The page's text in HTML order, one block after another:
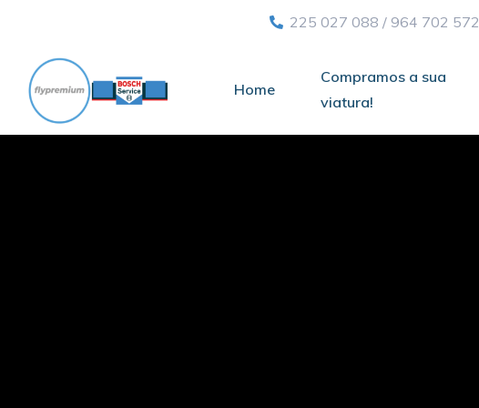
225 027 088 / 964 702 572
Home
Compramos a sua
viatura!